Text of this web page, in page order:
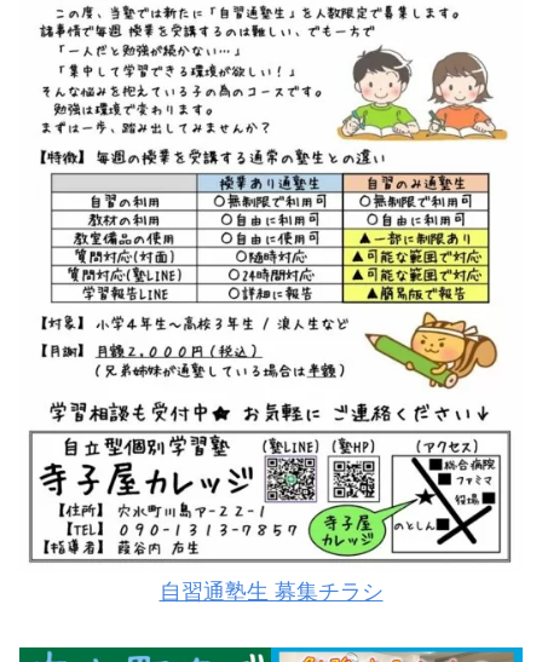
自習通塾生 募集チラシ